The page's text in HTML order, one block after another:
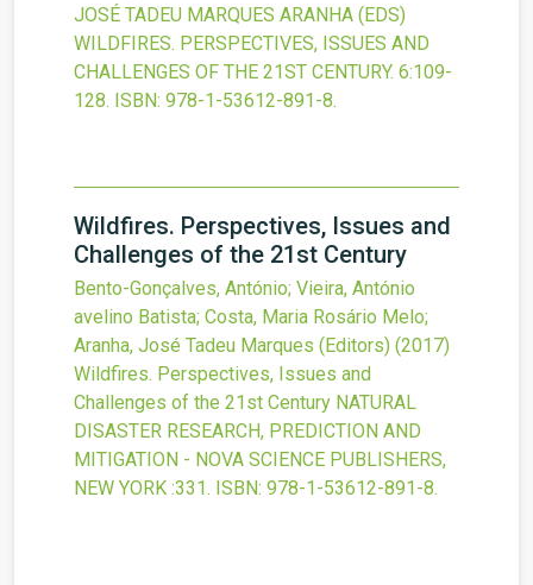
JOSÉ TADEU MARQUES ARANHA (EDS)
WILDFIRES. PERSPECTIVES, ISSUES AND
CHALLENGES OF THE 21ST CENTURY. 6:109-
128. ISBN: 978-1-53612-891-8.
Wildfires. Perspectives, Issues and
Challenges of the 21st Century
Bento-Gonçalves, António; Vieira, António
avelino Batista; Costa, Maria Rosário Melo;
Aranha, José Tadeu Marques (Editors) (2017)
Wildfires. Perspectives, Issues and
Challenges of the 21st Century NATURAL
DISASTER RESEARCH, PREDICTION AND
MITIGATION - NOVA SCIENCE PUBLISHERS,
NEW YORK :331. ISBN: 978-1-53612-891-8.